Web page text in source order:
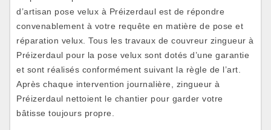
d’artisan pose velux à Préizerdaul est de répondre
convenablement à votre requête en matière de pose et
réparation velux. Tous les travaux de couvreur zingueur à
Préizerdaul pour la pose velux sont dotés d’une garantie
et sont réalisés conformément suivant la règle de l’art.
Après chaque intervention journalière, zingueur à
Préizerdaul nettoient le chantier pour garder votre
bâtisse toujours propre.